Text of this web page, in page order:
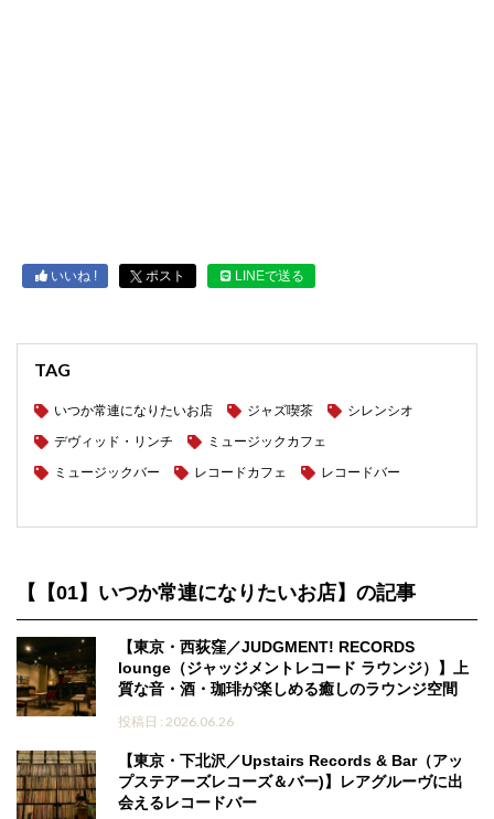
いいね ! ポスト LINEで送る
TAG
いつか常連になりたいお店 ジャズ喫茶
シレンシオ
デヴィッド・リンチ
ミュージックカフェ
ミュージックバー
レコードカフェ レコードバー
【【01】いつか常連になりたいお店】の記事
【東京・西荻窪／JUDGMENT! RECORDS
lounge（ジャッジメントレコード ラウンジ）】上
質な音・酒・珈琲が楽しめる癒しのラウンジ空間
投稿日 : 2026.06.26
【東京・下北沢／Upstairs Records & Bar（アッ
プステアーズレコーズ＆バー)】レアグルーヴに出
会えるレコードバー